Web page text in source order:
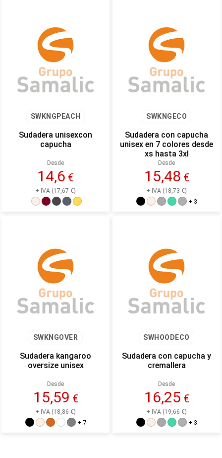
SWKNGPEACH
Sudadera unisexcon
capucha
Desde
14,6 €
+ IVA (17,67 €)
SWKNGECO
Sudadera con capucha
unisex en 7 colores desde
xs hasta 3xl
Desde
15,48 €
+ IVA (18,73 €)
+ 3
SWKNGOVER
Sudadera kangaroo
oversize unisex
Desde
15,59 €
+ IVA (18,86 €)
+ 7
SWHOODECO
Sudadera con capucha y
cremallera
Desde
16,25 €
+ IVA (19,66 €)
+ 3